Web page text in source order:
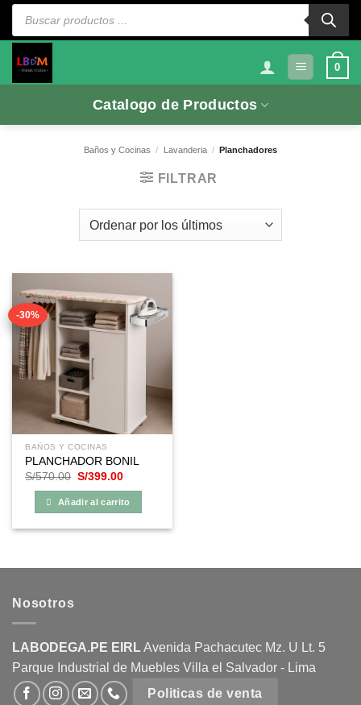
Saltar
Búsqueda
productos
0
Catalogo de Productos
Baños y Cocinas / Lavanderia / Planchadores
FILTRAR
-30%
BAÑOS Y COCINAS
PLANCHADOR BONIL
S/570.00 El
original
era:
S/399.00El
es:
Añadir al carrito
Nosotros
LABODEGA.PE EIRLAvenida Pachacutec Mz. U Lt. 5
Parque Industrial de Muebles Villa el Salvador - Lima
Politicas de venta